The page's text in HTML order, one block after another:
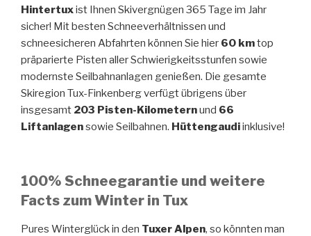
Hintertuxist Ihnen Skivergnügen 365 Tage im Jahr
sicher! Mit besten Schneeverhältnissen und
schneesicheren Abfahrten können Sie hier 60 kmtop
präparierte Pisten aller Schwierigkeitsstunfen sowie
modernste Seilbahnanlagen genießen. Die gesamte
Skiregion Tux-Finkenberg verfügt übrigens über
insgesamt 203 Pisten-Kilometernund 66
Liftanlagensowie Seilbahnen. Hüttengaudiinklusive!
100% Schneegarantie und weitere
Facts zum Winter in Tux
Pures Winterglück in den Tuxer Alpen, so könnten man